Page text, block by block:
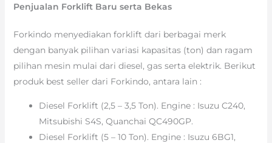
Penjualan Forklift Baru serta Bekas
Forkindo menyediakan forklift dari berbagai merk
dengan banyak pilihan variasi kapasitas (ton) dan ragam
pilihan mesin mulai dari diesel, gas serta elektrik. Berikut
produk best seller dari Forkindo, antara lain :
Diesel Forklift (2,5 – 3,5 Ton). Engine : Isuzu C240,
Mitsubishi S4S, Quanchai QC490GP.
Diesel Forklift (5 – 10 Ton). Engine : Isuzu 6BG1,